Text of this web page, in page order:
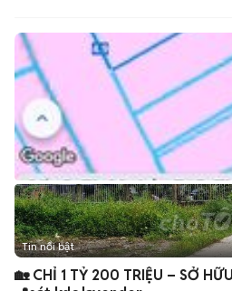
Tin nổi bật
🏡 CHỈ 1 TỶ 200 TRIỆU – SỞ